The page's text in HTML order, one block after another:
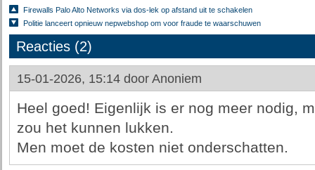
Firewalls Palo Alto Networks via dos-lek op afstand uit te schakelen
Politie lanceert opnieuw nepwebshop om voor fraude te waarschuwen
Reacties (2)
15-01-2026, 15:14 door Anoniem
Heel goed! Eigenlijk is er nog meer nodig,
zou het kunnen lukken.
Men moet de kosten niet onderschatten.